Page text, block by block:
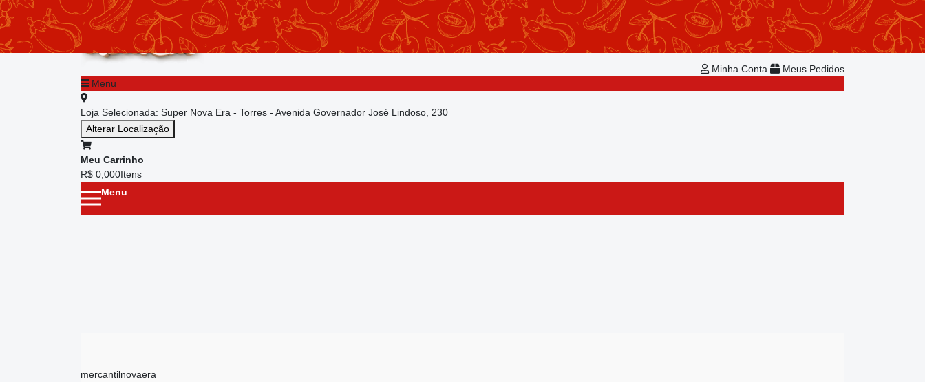
Repetir Pedido
Minha Conta
Bem-vindo!Já é cadastrado?
Minha Conta
Meus Pedidos
Menu
Loja Selecionada: Super Nova Era - Torres - Avenida Governador José Lindoso, 230
Alterar Localização
Meu Carrinho
R$ 0,000Itens
Menu
Menu principal
mercantilnovaera